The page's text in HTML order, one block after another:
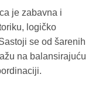
je zabavna i
logičko
se od šarenih
na balansirajuću